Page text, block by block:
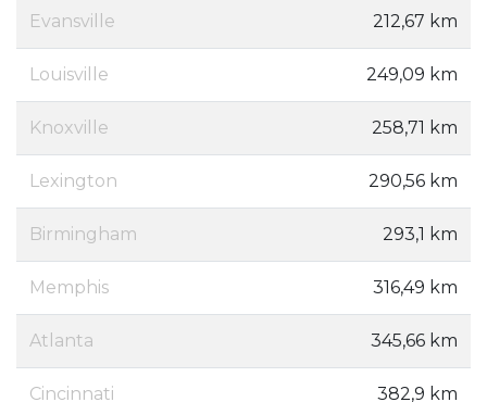
Evansville 212,67 km
Louisville 249,09 km
Knoxville 258,71 km
Lexington 290,56 km
Birmingham 293,1 km
Memphis 316,49 km
Atlanta 345,66 km
Cincinnati 382,9 km